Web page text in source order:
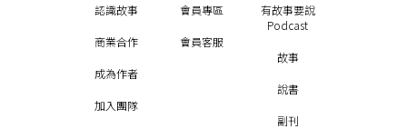
認識故事
商業合作
成為作者
加入團隊
會員專區
會員客服
有故事要說
Podcast
故事
說書
副刊